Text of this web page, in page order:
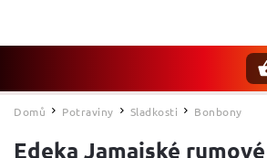
Domů / Potraviny / Sladkosti / Bonbony
Edeka Jamajské